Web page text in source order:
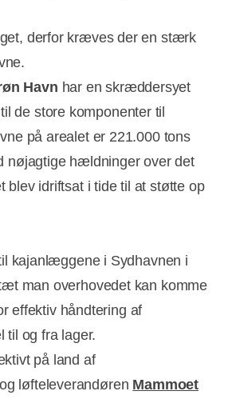
derfor kræves der en stærk
Havn har en skræddersyet
de store komponenter til
på arealet er 221.000 tons
nøjagtige hældninger over det
idriftsat i tide til at støtte op
kajanlæggene i Sydhavnen i
man overhovedet kan komme
effektiv håndtering af
til og fra lager.
på land af
og løfteleverandøren Mammoet